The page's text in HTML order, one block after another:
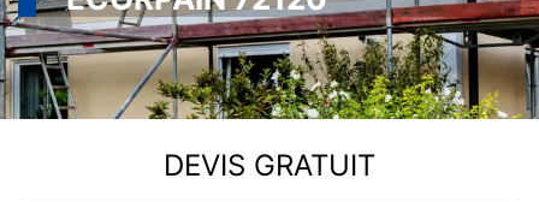
DEVIS GRATUIT